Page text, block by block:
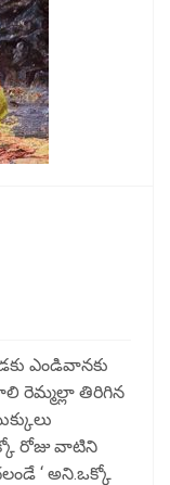
ఎండివానకు
రెమ్మల్లా తిరిగిన
రోజు వాటిని
‘ అని.ఒక్కో